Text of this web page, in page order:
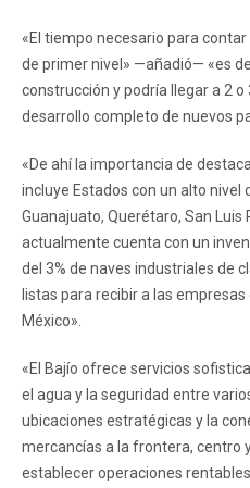
«El tiempo necesario para
de primer nivel» —añadió— «es
construcción y podría llegar a 2 o
desarrollo completo de nuevos
«De ahí la importancia de
incluye Estados con un alto
Guanajuato, Querétaro, San
actualmente cuenta con un
del 3% de naves industriales de
listas para recibir a las
México».
«El Bajío ofrece servicios
el agua y la seguridad entre
ubicaciones estratégicas y la
mercancías a la frontera, centro
establecer operaciones